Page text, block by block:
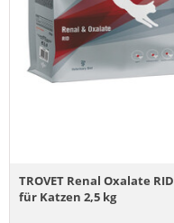
TROVET Renal Oxalate RID
für Katzen 2,5 kg